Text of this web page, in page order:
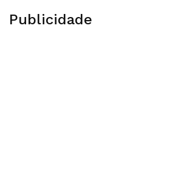
Publicidade